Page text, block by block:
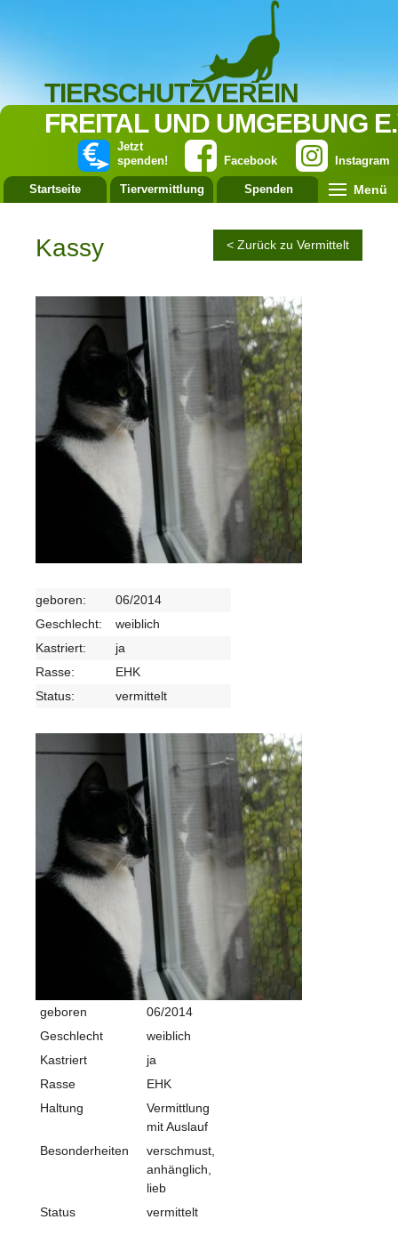
TIERSCHUTZVEREIN
FREITAL UND UMGEBUNG
Instagram
Facebook
Jetzt
spenden!
Startseite Tiervermittlung Spenden Menü
Kassy < Zurück zu Vermittelt
geboren:
06/2014
Geschlecht:
weiblich
Kastriert:
ja
Rasse:
EHK
Status:
vermittelt
geboren
06/2014
Geschlecht
weiblich
Kastriert
ja
Rasse
EHK
Haltung
Vermittlung
mit Auslauf
Besonderheiten
verschmust,
anhänglich,
lieb
Status
vermittelt